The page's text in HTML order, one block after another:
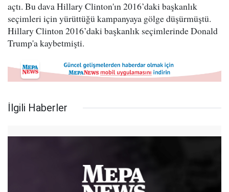
açtı. Bu dava Hillary Clinton'ın 2016’daki başkanlık
seçimleri için yürüttüğü kampanyaya gölge düşürmüştü.
Hillary Clinton 2016’daki başkanlık seçimlerinde Donald
Trump'a kaybetmişti.
İlgili Haberler